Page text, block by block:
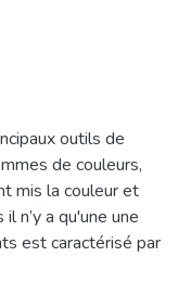
outils de
de couleurs,
mis la couleur et
n’y a qu'une une
est caractérisé par